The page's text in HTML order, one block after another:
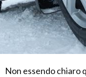
Non essendo chiaro